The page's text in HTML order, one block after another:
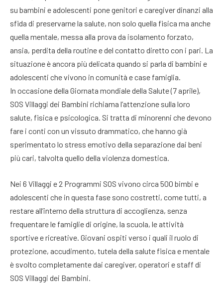
su bambini e adolescenti pone genitori e caregiver dinanzi alla
sfida di preservarne la salute, non solo quella fisica ma anche
quella mentale, messa alla prova da isolamento forzato,
ansia, perdita della routine e del contatto diretto con i pari. La
situazione è ancora più delicata quando si parla di bambini e
adolescenti che vivono in comunità e case famiglia.
In occasione della Giornata mondiale della Salute (7 aprile),
SOS Villaggi dei Bambini richiama l’attenzione sulla loro
salute, fisica e psicologica. Si tratta di minorenni che devono
fare i conti con un vissuto drammatico, che hanno già
sperimentato lo stress emotivo della separazione dai beni
più cari, talvolta quello della violenza domestica.
Nei 6 Villaggi e 2 Programmi SOS vivono circa 500 bimbi e
adolescenti che in questa fase sono costretti, come tutti, a
restare all’interno della struttura di accoglienza, senza
frequentare le famiglie di origine, la scuola, le attività
sportive e ricreative. Giovani ospiti verso i quali il ruolo di
protezione, accudimento, tutela della salute fisica e mentale
è svolto completamente dai caregiver, operatori e staff di
SOS Villaggi dei Bambini.